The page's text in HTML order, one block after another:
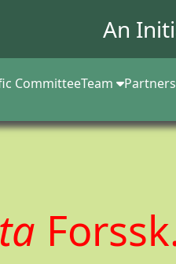
An
CommitteeTeam Partners